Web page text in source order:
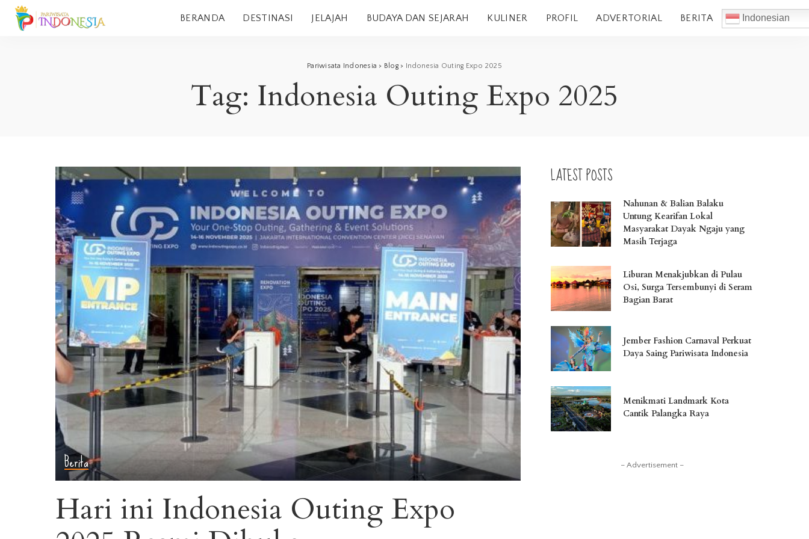
BERANDA DESTINASI JELAJAH BUDAYA DAN SEJARAH KULINER PROFIL ADVERTORIAL BERITA Indonesian
Pariwisata Indonesia > Blog> Indonesia Outing Expo 2025
Tag: Indonesia Outing Expo 2025
Berita
Hari ini Indonesia Outing Expo
LATEST POSTS
Nahunan & Balian Balaku
Untung Kearifan Lokal
Masyarakat Dayak Ngaju yang
Masih Terjaga
Liburan Menakjubkan di Pulau
Osi, Surga Tersembunyi di Seram
Bagian Barat
Jember Fashion Carnaval Perkuat
Daya Saing Pariwisata Indonesia
Menikmati Landmark Kota
Cantik Palangka Raya
– Advertisement –